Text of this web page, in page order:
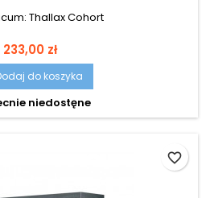
Thallax Cohort
Cena
233,00 zł
do koszyka
niedostęne
favorite_border